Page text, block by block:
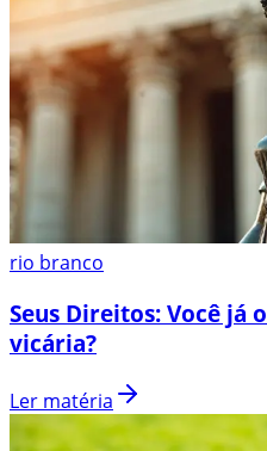
rio branco
Seus Direitos: Você já
vicária?
Ler matéria